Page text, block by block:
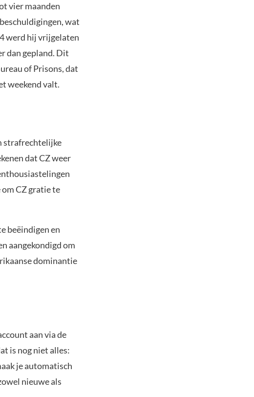
vier maanden
wat
werd hij vrijgelaten
dan gepland. Dit
of Prisons, dat
weekend valt.
strafrechtelijke
dat CZ weer
CZ gratie te
beëindigen en
aangekondigd om
dominantie
aan via de
is nog niet alles:
je automatisch
nieuwe als